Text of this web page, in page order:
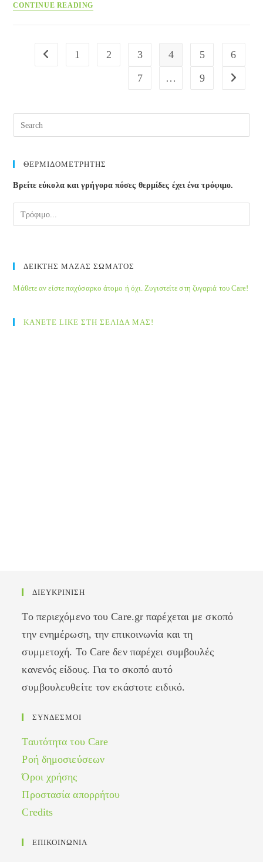
CONTINUE READING
επηρεάζει
Go to the previous page
1 2 3 4 5
6
7
… 9 Go to
ΘΕΡΜΙΔΟΜΕΤΡΗΤΗΣ
Βρείτε εύκολα και γρήγορα πόσες θερμίδες έχει ένα τρόφιμο.
ΔΕΙΚΤΗΣ ΜΑΖΑΣ ΣΩΜΑΤΟΣ
Μάθετε αν είστε παχύσαρκο άτομο ή όχι. Ζυγιστείτε στη ζυγαριά του Care!
ΚΑΝΕΤΕ LIKE ΣΤΗ ΣΕΛΙΔΑ ΜΑΣ!
ΔΙΕΥΚΡΙΝΙΣΗ
Το περιεχόμενο του Care.gr παρέχεται με σκοπό
την ενημέρωση, την επικοινωνία και τη
συμμετοχή. Το Care δεν παρέχει συμβουλές
κανενός είδους. Για το σκοπό αυτό
συμβουλευθείτε τον εκάστοτε ειδικό.
ΣΥΝΔΕΣΜΟΙ
Ταυτότητα του Care
Ροή δημοσιεύσεων
Όροι χρήσης
Προστασία απορρήτου
Credits
ΕΠΙΚΟΙΝΩΝΙΑ